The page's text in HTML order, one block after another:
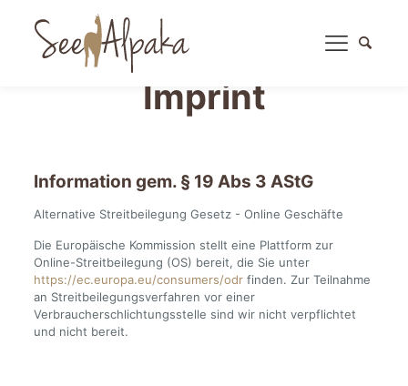
Imprint
Information gem. § 19 Abs 3 AStG
Alternative Streitbeilegung Gesetz - Online Geschäfte
Die Europäische Kommission stellt eine Plattform zur
Online-Streitbeilegung (OS) bereit, die Sie unter
https://ec.europa.eu/consumers/odrfinden. Zur Teilnahme
an Streitbeilegungsverfahren vor einer
Verbraucherschlichtungsstelle sind wir nicht verpflichtet
und nicht bereit.